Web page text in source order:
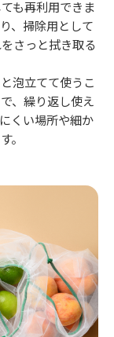
も再利用できま
、掃除用として
さっと拭き取る
泡立てて使うこ
、繰り返し使え
くい場所や細か
。